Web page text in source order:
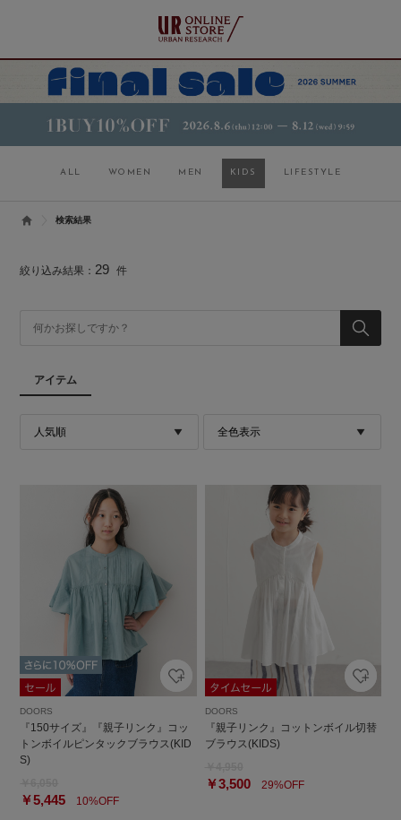
ALL WOMEN MEN KIDS LIFESTYLE
検索結果
絞り込み結果： 29 件
アイテム
DOORS
『150サイズ』『親子リンク』コッ
トンボイルピンタックブラウス(KID
S)
￥5,445 10%OFF
DOORS
『親子リンク』コットンボイル切替
ブラウス(KIDS)
￥3,50029%OFF